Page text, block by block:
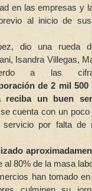
en las empresas y
al inicio de
dio una rueda
Isandra Villegas,
a las
de 2 mil 500
reciba un buen
cuenta con un
por falta de
al 80% de la masa
han tomado